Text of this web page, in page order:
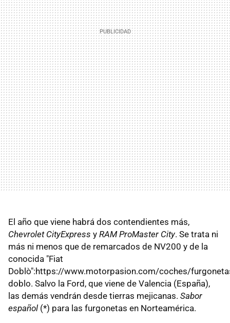
El año que viene habrá dos contendientes más,
Chevrolet CityExpress y RAM ProMaster City. Se trata ni
más ni menos que de remarcados de NV200 y de la
conocida "Fiat
Doblò":https://www.motorpasion.com/coches/
doblo. Salvo la Ford, que viene de Valencia (España),
las demás vendrán desde tierras mejicanas. Sabor
español (*) para las furgonetas en Norteamérica.